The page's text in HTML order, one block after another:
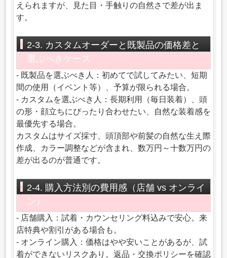
えられますが、見た目・手触りの自然さで差が出ま
す。
2-3. カスタムオーダーと既製品の価格差と
選ぶべきケース
- 既製品を選ぶべき人：初めてで試してみたい、短期
間の使用（イベント等）、予算が限られる場合。
- カスタムを選ぶべき人：長期利用（毎日装着）、頭
の形・顔立ちにぴったり合わせたい、自然な装着感を
最優先する場合。
カスタムはサイズ採寸、頭頂部や前髪の自然な生え際
作成、カラー調整などが含まれ、数万円～十数万円の
差が出るのが普通です。
2-4. 購入方法別の費用感（店舗 vs オンライ
ン）
- 店舗購入：試着・カウンセリング料込みで安心。来
店特典や割引がある場合も。
- オンライン購入：価格はやや安いことがあるが、試
着ができないリスクあり。返品・交換ポリシーを確認